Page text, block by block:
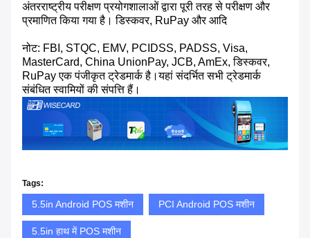
अंतरराष्ट्रीय परीक्षण प्रयोगशालाओं द्वारा पूरी तरह से परीक्षण और
प्रमाणित किया गया है। डिस्कवर, RuPay और आदि
नोट: FBI, STQC, EMV, PCIDSS, PADSS, Visa,
MasterCard, China UnionPay, JCB, AmEx, डिस्कवर,
RuPay एक पंजीकृत ट्रेडमार्क है।यहां संदर्भित सभी ट्रेडमार्क
संबंधित स्वामियों की संपत्ति हैं।
Tags:
5.5in Android POS मशीन PCI Android POS मशीन
5.5in हाथ में POS मशीन